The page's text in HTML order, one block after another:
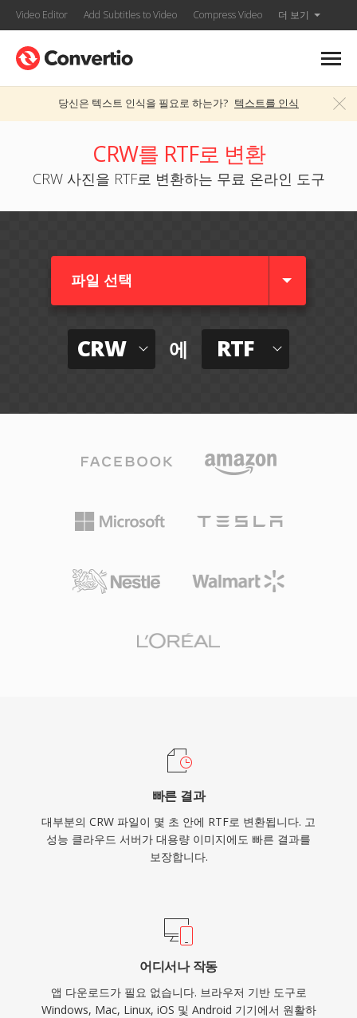
Video Editor Add Subtitles to Video Compress Video 더 보기
당신은 텍스트 인식을 필요로 하는가? 텍스트를 인식
CRW를 RTF로 변환
CRW 사진을 RTF로 변환하는 무료 온라인 도구
파일 선택
CRW 에 RTF
빠른 결과
대부분의 CRW 파일이 몇 초 안에 RTF로 변환됩니다. 고
성능 클라우드 서버가 대용량 이미지에도 빠른 결과를
보장합니다.
어디서나 작동
앱 다운로드가 필요 없습니다. 브라우저 기반 도구로
Windows, Mac, Linux, iOS 및 Android 기기에서 원활하